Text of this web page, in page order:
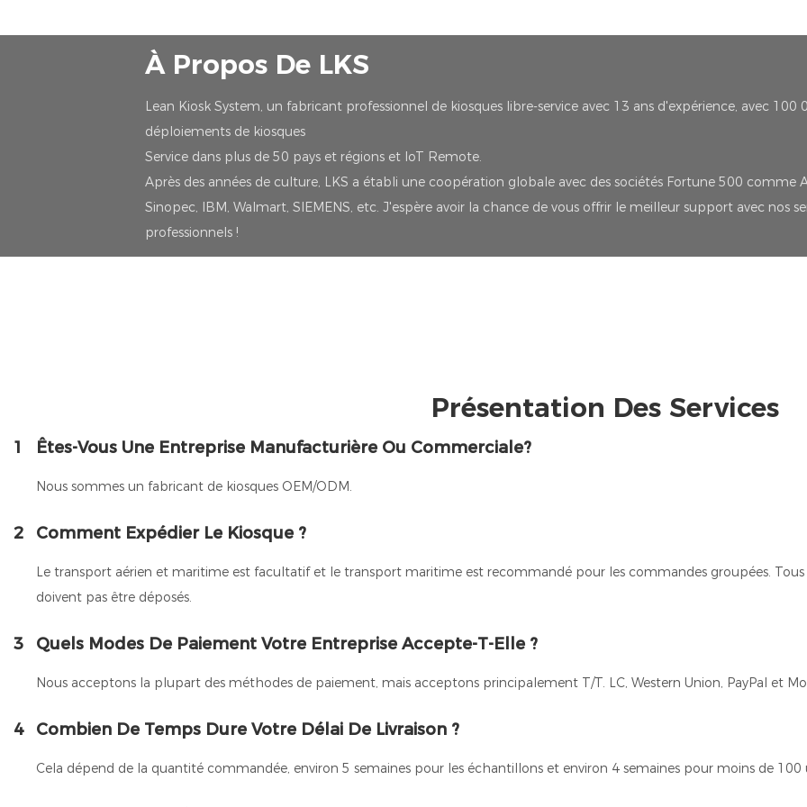
À Propos De LKS
Lean Kiosk System, un fabricant professionnel de kiosques libre-service avec 13 ans d'expérience, avec 100
déploiements de kiosques
Service dans plus de 50 pays et régions et IoT Remote.
Après des années de culture, LKS a établi une coopération globale avec des sociétés Fortune 500 comme
Sinopec, IBM, Walmart, SIEMENS, etc. J'espère avoir la chance de vous offrir le meilleur support avec nos
professionnels !
Présentation Des Services
1 Êtes-Vous Une Entreprise Manufacturière Ou Commerciale?
Nous sommes un fabricant de kiosques OEM/ODM.
2 Comment Expédier Le Kiosque ?
Le transport aérien et maritime est facultatif et le transport maritime est recommandé pour les commandes groupées.
doivent pas être déposés.
3 Quels Modes De Paiement Votre Entreprise Accepte-T-Elle ?
Nous acceptons la plupart des méthodes de paiement, mais acceptons principalement T/T. LC, Western Union, PayPal et
4 Combien De Temps Dure Votre Délai De Livraison ?
Cela dépend de la quantité commandée, environ 5 semaines pour les échantillons et environ 4 semaines pour moins de 100